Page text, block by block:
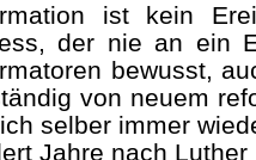
ist kein
der nie an ein
bewusst,
von neuem
selber immer
Jahre nach